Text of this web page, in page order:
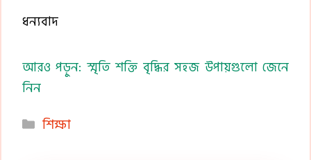
ধন্যবাদ
আরও পড়ুন: স্মৃতি শক্তি বৃদ্ধির সহজ উপায়গুলো জেনে
নিন
Categories
শিক্ষা